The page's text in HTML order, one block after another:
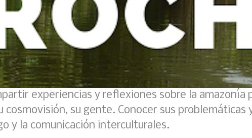
experiencias y reflexiones sobre la amazonía
cosmovisión, su gente. Conocer sus problemáticas
y la comunicación interculturales.